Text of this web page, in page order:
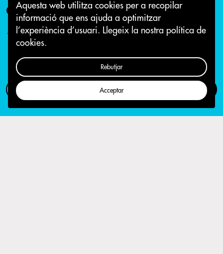
Aquesta web utilitza cookies per a recopilar
informació que ens ajuda a optimitzar
l’experiència d’usuari. Llegeix la nostra política de
cookies.
Rebutjar
Acceptar
onada de calor.
18 de juliol 2022
Com participar Campanya